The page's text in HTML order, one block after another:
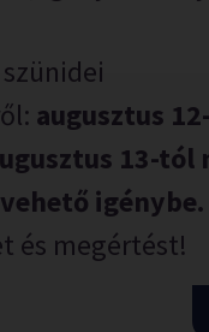
augusztus
13-tól
igénybe.
és megértést!